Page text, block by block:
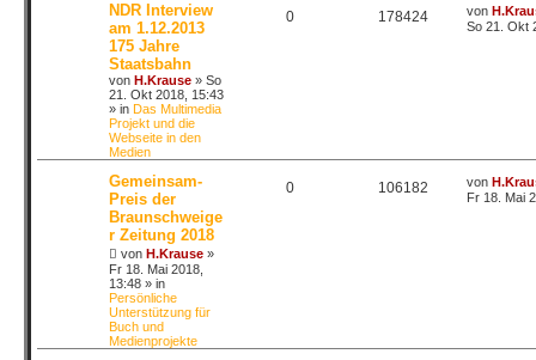
NDR Interview
am 1.12.2013
175 Jahre
Staatsbahn
von H.Krause » So
21. Okt 2018, 15:43
» in Das Multimedia
Projekt und die
Webseite in den
Medien
0 178424 von
So 21. Okt
Gemeinsam-
Preis der
Braunschweige
r Zeitung 2018
von H.Krause »
Fr 18. Mai 2018,
13:48 » in
Persönliche
Unterstützung für
Buch und
Medienprojekte
0 106182 von
Fr 18. Mai